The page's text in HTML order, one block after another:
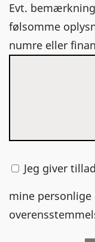
Evt.
følsomme
numre eller
Jeg giver
mine